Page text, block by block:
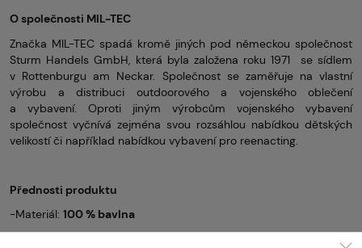
O společnosti MIL-TEC
Značka MIL-TEC spadá kromě jiných pod německou společnost
Sturm Handels GmbH, která byla založena roku 1971 se sídlem
v Rottenburgu am Neckar. Společnost se zaměřuje na vlastní
výrobu a distribuci outdoorového a vojenského oblečení
a vybavení. Oproti jiným výrobcům vojenského vybavení
společnost vyčnívá zejména svou rozsáhlou nabídkou dětských
velikostí či například nabídkou vybavení pro reenacting.
Přednosti produktu
-Materiál: 100 % bavlna